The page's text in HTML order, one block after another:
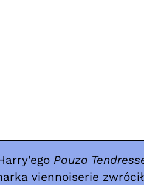
Pauza
viennoiserie